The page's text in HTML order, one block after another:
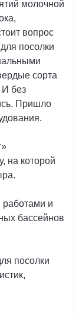
молочной
вопрос
посолки
сорта
И без
Пришло
на которой
и
бассейнов
посолки